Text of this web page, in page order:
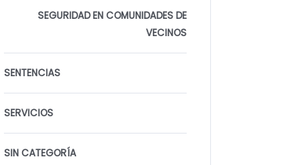
SEGURIDAD EN COMUNIDADES DE
VECINOS
SENTENCIAS
SERVICIOS
SIN CATEGORÍA